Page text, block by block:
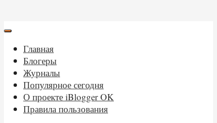
Главная
Блогеры
Журналы
Популярное сегодня
О проекте iBlogger OK
Правила пользования